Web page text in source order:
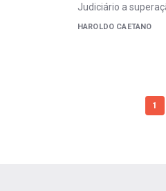
Judiciário a
HAROLDO CAETANO
1